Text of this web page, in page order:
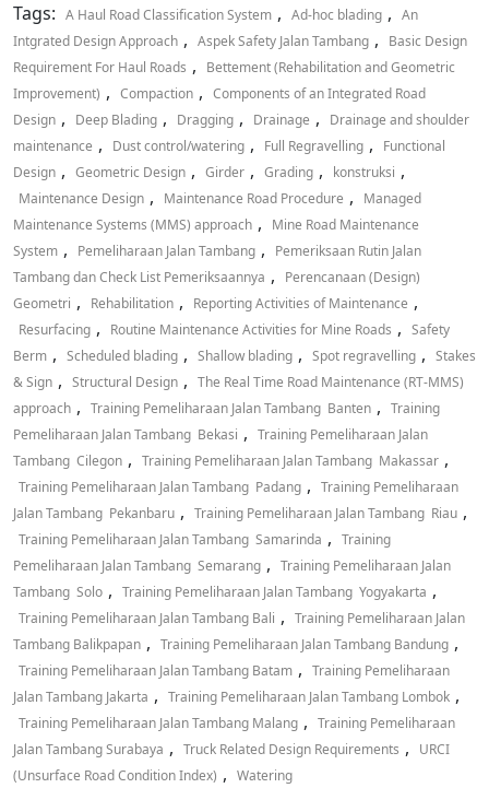
Tags: A Haul Road Classification System , Ad-hoc blading , An
Intgrated Design Approach , Aspek Safety Jalan Tambang ,
Basic Design
Requirement For Haul Roads ,
Bettement (Rehabilitation and Geometric
Improvement) , Compaction , Components of an Integrated Road
Design , Deep Blading , Dragging , Drainage ,
Drainage and shoulder
maintenance , Dust control/watering , Full Regravelling ,
Functional
Design , Geometric Design , Girder , Grading , konstruksi ,
Maintenance Design , Maintenance Road Procedure ,
Managed
Maintenance Systems (MMS) approach ,
Mine Road Maintenance
System , Pemeliharaan Jalan Tambang ,
Pemeriksaan Rutin Jalan
Tambang dan Check List Pemeriksaannya ,
Perencanaan (Design)
Geometri , Rehabilitation , Reporting Activities of Maintenance ,
Resurfacing , Routine Maintenance Activities for Mine Roads , Safety
Berm , Scheduled blading , Shallow blading , Spot regravelling , Stakes
& Sign , Structural Design , The Real Time Road Maintenance (RT-MMS)
approach , Training Pemeliharaan Jalan Tambang Banten , Training
Pemeliharaan Jalan Tambang Bekasi , Training Pemeliharaan Jalan
Tambang Cilegon , Training Pemeliharaan Jalan Tambang Makassar ,
Training Pemeliharaan Jalan Tambang Padang , Training Pemeliharaan
Jalan Tambang Pekanbaru , Training Pemeliharaan Jalan Tambang Riau ,
Training Pemeliharaan Jalan Tambang Samarinda , Training
Pemeliharaan Jalan Tambang Semarang , Training Pemeliharaan Jalan
Tambang Solo , Training Pemeliharaan Jalan Tambang Yogyakarta ,
Training Pemeliharaan Jalan Tambang Bali , Training Pemeliharaan Jalan
Tambang Balikpapan , Training Pemeliharaan Jalan Tambang Bandung ,
Training Pemeliharaan Jalan Tambang Batam , Training Pemeliharaan
Jalan Tambang Jakarta , Training Pemeliharaan Jalan Tambang Lombok ,
Training Pemeliharaan Jalan Tambang Malang , Training Pemeliharaan
Jalan Tambang Surabaya , Truck Related Design Requirements ,
URCI
(Unsurface Road Condition Index) , Watering